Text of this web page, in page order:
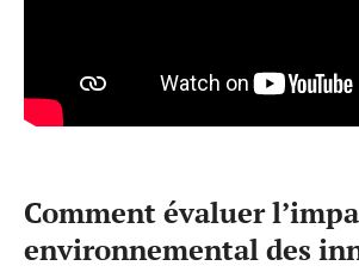
Comment évaluer
environnemental des